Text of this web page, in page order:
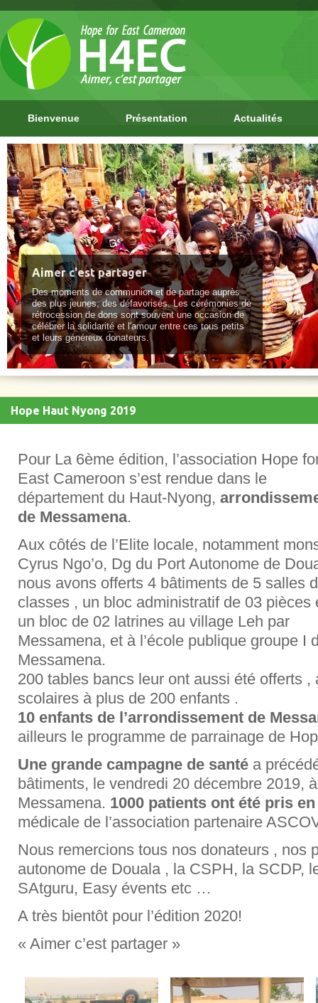
Bienvenue Présentation Actualités
Aimer c'est partager
Des moments de communion et de partage auprès
des plus jeunes, des défavorisés. Les cérémonies de
rétrocession de dons sont souvent une occasion de
célébrer la solidarité et l'amour entre ces tous petits
et leurs généreux donateurs.
Hope Haut Nyong 2019
Pour La 6ème édition, l’association Hope
East Cameroon s’est rendue dans le
département du Haut-Nyong,
de Messamena.
Aux côtés de l’Elite locale, notamment
Cyrus Ngo’o, Dg du Port Autonome de
nous avons offerts 4 bâtiments de 5 salles
classes , un bloc administratif de 03 pièces
un bloc de 02 latrines au village Leh par
Messamena, et à l’école publique groupe I
Messamena.
200 tables bancs leur ont aussi été offerts
scolaires à plus de 200 enfants .
10 enfants de l’arrondissement de
ailleurs le programme de parrainage de
Une grande campagne de santé a
bâtiments, le vendredi 20 décembre 2019,
Messamena. 1000 patients ont été pris
médicale de l’association partenaire
Nous remercions tous nos donateurs , nos
autonome de Douala , la CSPH, la SCDP,
SAtguru, Easy évents etc …
A très bientôt pour l’édition 2020!
« Aimer c’est partager »